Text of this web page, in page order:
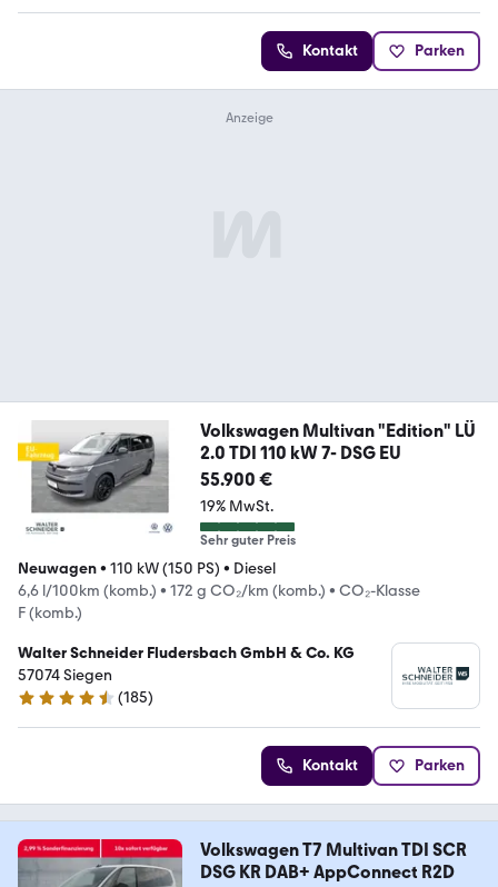
Kontakt Parken
Volkswagen Multivan "Edition" LÜ
2.0 TDI 110 kW 7- DSG EU
55.900 €
19% MwSt.
Sehr guter Preis
Neuwagen• 110 kW (150 PS) • Diesel
6,6 l/100km (komb.) • 172 g CO₂/km (komb.) • CO₂-Klasse
F (komb.)
Walter Schneider Fludersbach GmbH & Co. KG
57074 Siegen
4.7 Sterne
(185)
Kontakt Parken
Volkswagen T7 Multivan TDI SCR
DSG KR DAB+ AppConnect R2D